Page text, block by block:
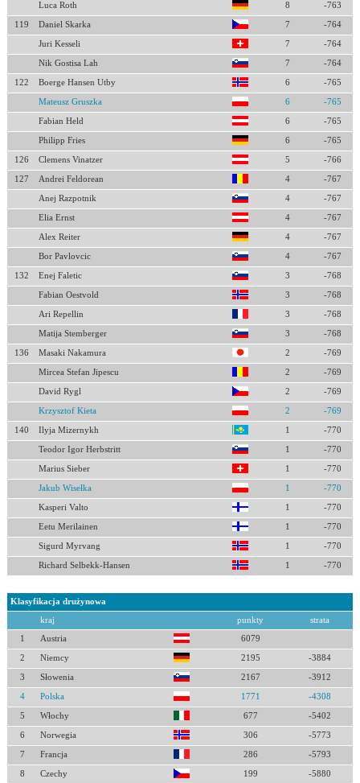
Luca Roth 8 -763
119 Daniel Skarka 7 -764
Juri Kesseli 7 -764
Nik Gostisa Lah 7 -764
122 Boerge Hansen Utby 6 -765
Mateusz Gruszka 6 -765
Fabian Held 6 -765
Philipp Fries 6 -765
126 Clemens Vinatzer 5 -766
127 Andrei Feldorean 4 -767
Anej Razpotnik 4 -767
Elia Ernst 4 -767
Alex Reiter 4 -767
Bor Pavlovcic 4 -767
132 Enej Faletic 3 -768
Fabian Oestvold 3 -768
Ari Repellin 3 -768
Matija Stemberger 3 -768
136 Masaki Nakamura 2 -769
Mircea Stefan Jipescu 2 -769
David Rygl 2 -769
Krzysztof Kieta 2 -769
140 Ilyja Mizernykh 1 -770
Teodor Igor Herbstritt 1 -770
Marius Sieber 1 -770
Jakub Wisełka 1 -770
Kasperi Valto 1 -770
Eetu Merilainen 1 -770
Sigurd Myrvang 1 -770
Richard Selbekk-Hansen 1 -770
Klasyfikacja drużynowa
kraj punkty strata
1 Austria 6079
2 Niemcy 2195 -3884
3 Słowenia 2167 -3912
4 Polska 1771 -4308
5 Włochy 677 -5402
6 Norwegia 306 -5773
7 Francja 286 -5793
8 Czechy 199 -5880